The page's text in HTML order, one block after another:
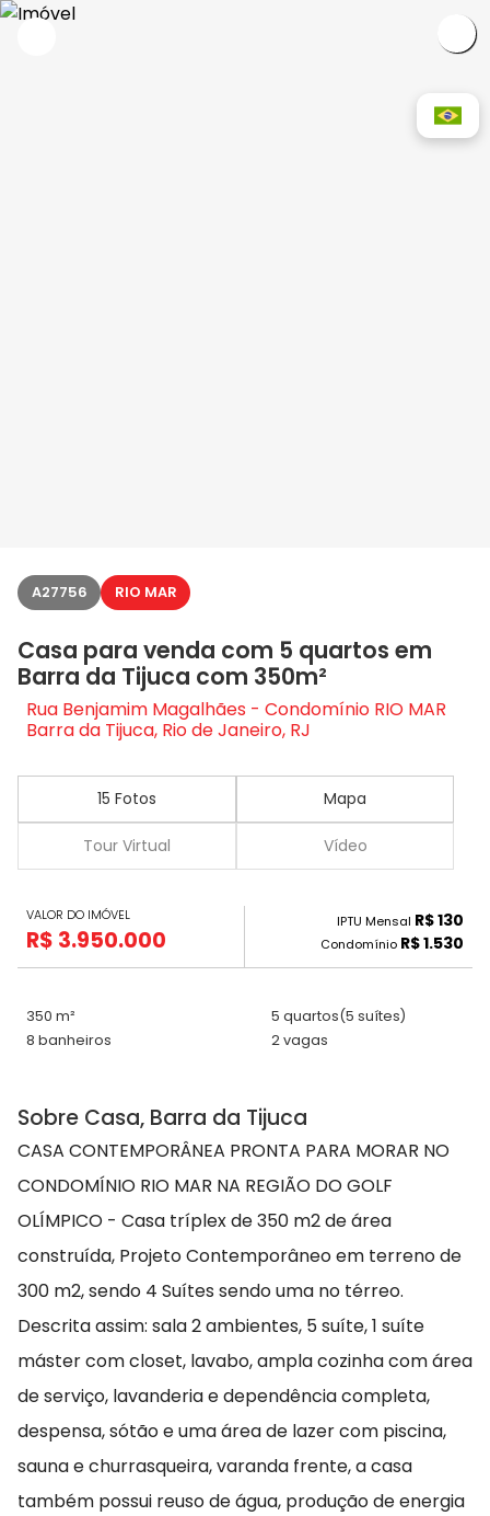
A27756 RIO MAR
Casa para venda com 5 quartos em
Barra da Tijuca com 350m²
Rua Benjamim Magalhães - Condomínio RIO MAR
Barra da Tijuca, Rio de Janeiro, RJ
15 Fotos Mapa
Tour Virtual Vídeo
VALOR DO IMÓVEL
R$ 3.950.000
IPTU Mensal R$ 130
Condomínio R$ 1.530
350 m² 5 quartos(5 suítes)
8 banheiros
2 vagas
Sobre Casa, Barra da Tijuca
CASA CONTEMPORÂNEA PRONTA PARA MORAR NO
CONDOMÍNIO RIO MAR NA REGIÃO DO GOLF
OLÍMPICO - Casa tríplex de 350 m2 de área
construída, Projeto Contemporâneo em terreno de
300 m2, sendo 4 Suítes sendo uma no térreo.
Descrita assim: sala 2 ambientes, 5 suíte, 1 suíte
máster com closet, lavabo, ampla cozinha com área
de serviço, lavanderia e dependência completa,
despensa, sótão e uma área de lazer com piscina,
sauna e churrasqueira, varanda frente, a casa
também possui reuso de água, produção de energia